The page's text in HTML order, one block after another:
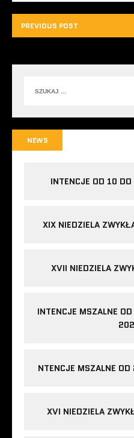
PREVIOUS POST
NEWS
INTENCJE OD 10
XIX NIEDZIELA
XVII NIEDZIELA
INTENCJE MSZALNE
NTENCJE MSZALNE
XVI NIEDZIELA